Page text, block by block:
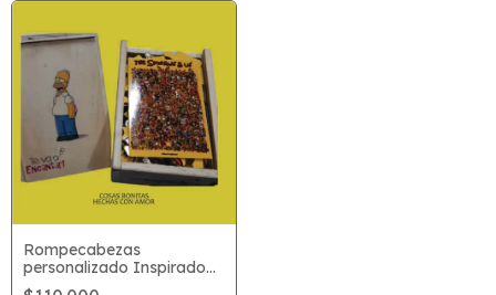
Rompecabezas
personalizado Inspirado
en Los Simpson